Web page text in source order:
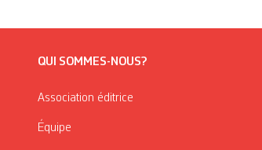
QUI SOMMES-NOUS?
Association éditrice
Équipe